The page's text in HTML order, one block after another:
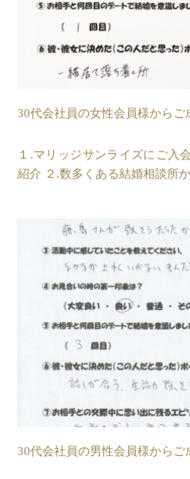
30代会社員の女性会員様から
１.マリッジサンライズにご
紹介 ２.数多くある結婚相談所
30代会社員の男性会員様から